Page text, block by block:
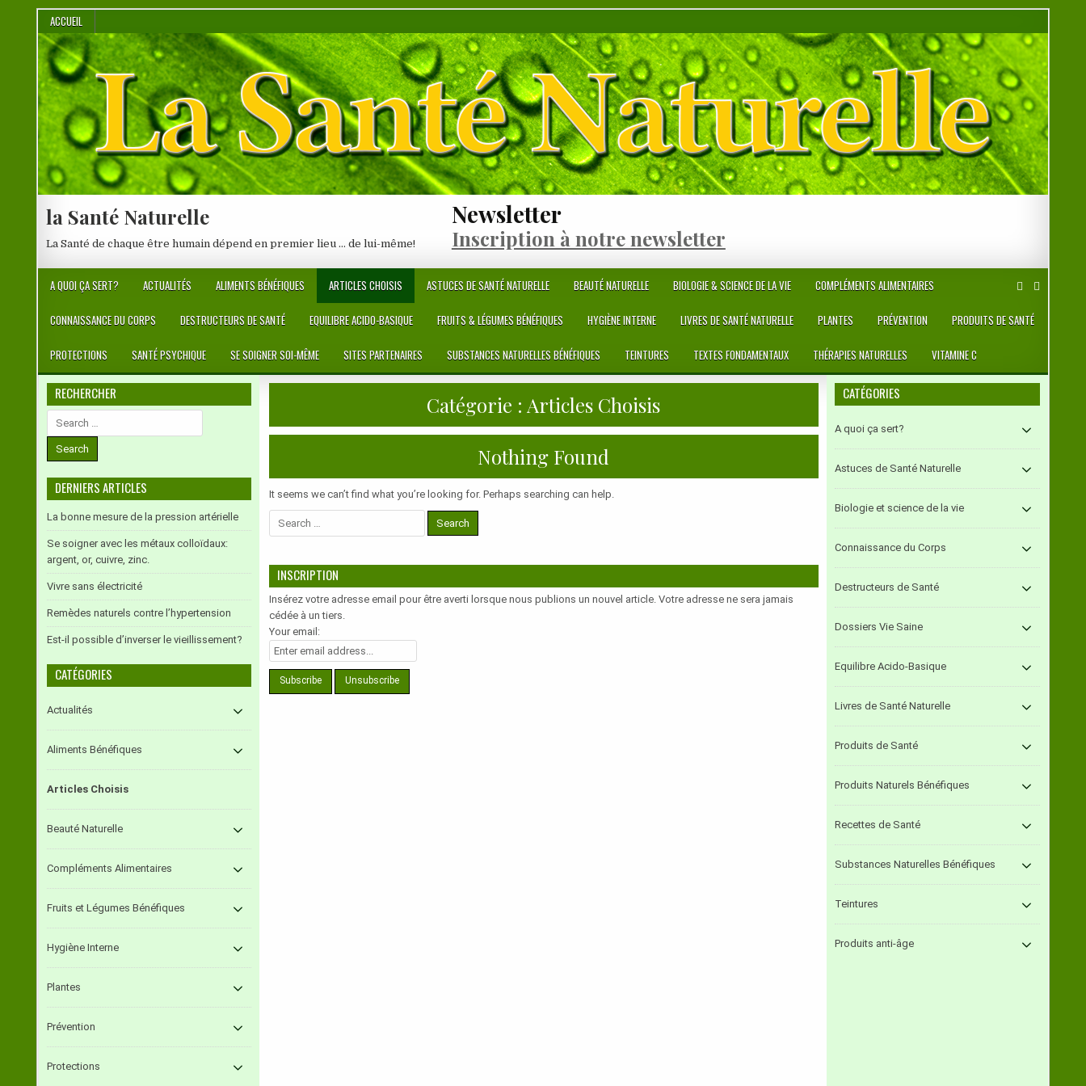
ACCUEIL
la Santé Naturelle
La Santé de chaque être humain dépend en premier lieu … de lui-même!
Newsletter
Inscription à notre newsletter
A QUOI ÇA SERT? ACTUALITÉS ALIMENTS BÉNÉFIQUES ARTICLES CHOISIS ASTUCES DE SANTÉ NATURELLE BEAUTÉ NATURELLE BIOLOGIE & SCIENCE DE LA VIE COMPLÉMENTS ALIMENTAIRES
CONNAISSANCE DU CORPS DESTRUCTEURS DE SANTÉ EQUILIBRE ACIDO-BASIQUE FRUITS & LÉGUMES BÉNÉFIQUES HYGIÈNE INTERNE LIVRES DE SANTÉ NATURELLE PLANTES PRÉVENTION PRODUITS DE SANTÉ
PROTECTIONS SANTÉ PSYCHIQUE SE SOIGNER SOI-MÊME SITES PARTENAIRES SUBSTANCES NATURELLES BÉNÉFIQUES TEINTURES TEXTES FONDAMENTAUX THÉRAPIES NATURELLES VITAMINE C
Catégorie : Articles Choisis
Nothing Found
It seems we can’t find what you’re looking for. Perhaps searching can help.
Search
for:
INSCRIPTION
Insérez votre adresse email pour être averti lorsque nous publions un nouvel article. Votre adresse ne sera jamais
cédée à un tiers.
Your email:
RECHERCHER
Search
for:
DERNIERS ARTICLES
La bonne mesure de la pression artérielle
Se soigner avec les métaux colloïdaux:
argent, or, cuivre, zinc.
Vivre sans électricité
Remèdes naturels contre l’hypertension
Est-il possible d’inverser le vieillissement?
CATÉGORIES
Actualités
Aliments Bénéfiques
Articles Choisis
Beauté Naturelle
Compléments Alimentaires
Fruits et Légumes Bénéfiques
Hygiène Interne
Plantes
Prévention
Protections
CATÉGORIES
A quoi ça sert?
Astuces de Santé Naturelle
Biologie et science de la vie
Connaissance du Corps
Destructeurs de Santé
Dossiers Vie Saine
Equilibre Acido-Basique
Livres de Santé Naturelle
Produits de Santé
Produits Naturels Bénéfiques
Recettes de Santé
Substances Naturelles Bénéfiques
Teintures
Produits anti-âge